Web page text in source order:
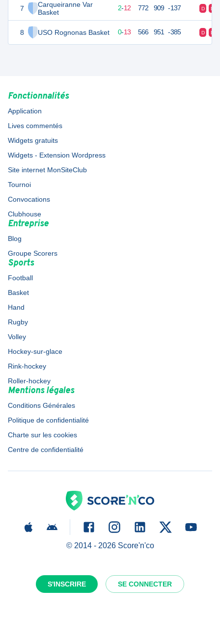
S'INSCRIRE SE CONNECTER
7
Carqueiranne Var
Basket
8 USO Rognonas Basket
16 2-12 772 909 -137 D D
13 14 0-13 566 951 -385 D D
Fonctionnalités
Application
Lives commentés
Widgets gratuits
Widgets - Extension Wordpress
Site internet MonSiteClub
Tournoi
Convocations
Clubhouse
Entreprise
Blog
Groupe Scorers
Sports
Football
Basket
Hand
Rugby
Volley
Hockey-sur-glace
Rink-hockey
Roller-hockey
Mentions légales
Conditions Générales
Politique de confidentialité
Charte sur les cookies
Centre de confidentialité
© 2014 - 2026Score'n'co